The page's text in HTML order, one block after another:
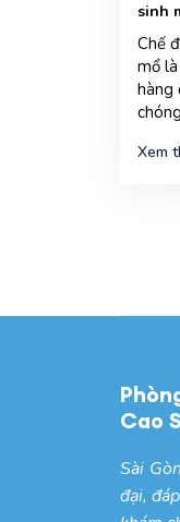
sinh
Chế
mổ
hàng
Xem
Cao
Sài
đại,